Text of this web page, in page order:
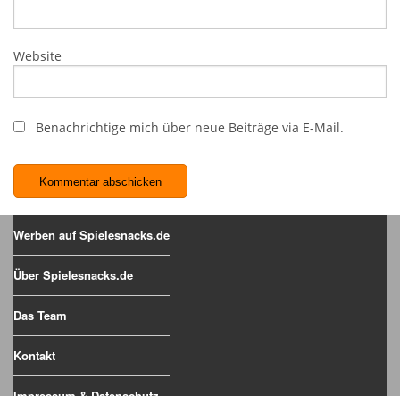
Website
Benachrichtige mich über neue Beiträge via E-Mail.
Werben auf Spielesnacks.de
Über Spielesnacks.de
Das Team
Kontakt